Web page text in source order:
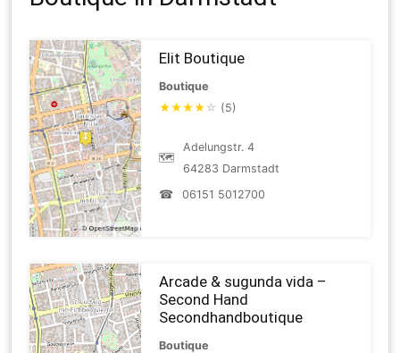
Elit Boutique
Boutique
★★★★ ☆ (5)
🗺
Adelungstr. 4
64283 Darmstadt
☎
06151 5012700
Arcade & sugunda vida –
Second Hand
Secondhandboutique
Boutique